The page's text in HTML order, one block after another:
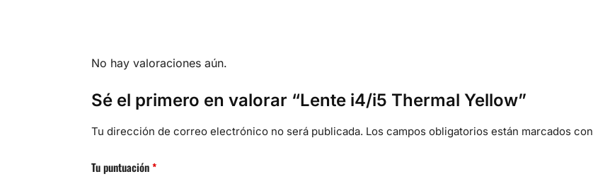
No hay valoraciones aún.
Sé el primero en valorar “Lente i4/i5 Thermal Yellow”
Tu dirección de correo electrónico no será publicada. Los campos obligatorios están marcados con
Tu puntuación*